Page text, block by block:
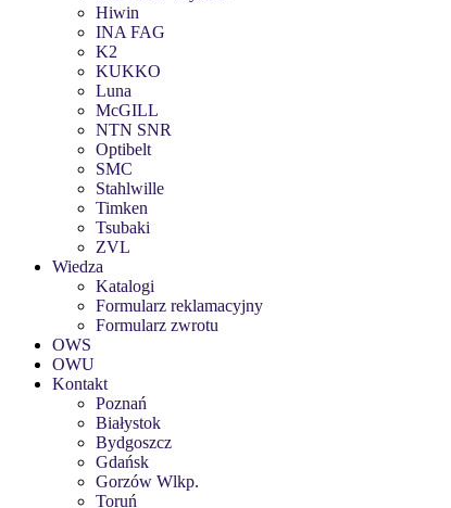
Hiwin
INA FAG
K2
KUKKO
Luna
McGILL
NTN SNR
Optibelt
SMC
Stahlwille
Timken
Tsubaki
ZVL
Wiedza
Katalogi
Formularz reklamacyjny
Formularz zwrotu
OWS
OWU
Kontakt
Poznań
Białystok
Bydgoszcz
Gdańsk
Gorzów Wlkp.
Toruń